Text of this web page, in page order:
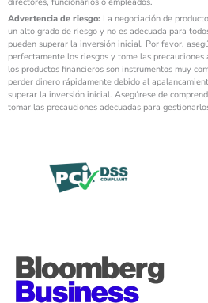
Advertencia de riesgo: La negociación de
un alto grado de riesgo y no es adecuada para
pueden superar la inversión inicial. Por favor,
perfectamente los riesgos y tome las
los productos financieros son instrumentos muy
perder dinero rápidamente debido al
superar la inversión inicial. Asegúrese de
tomar las precauciones adecuadas para